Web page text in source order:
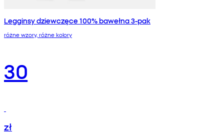
Legginsy dziewczęce 100% bawełna 3-pak
różne wzory, różne kolory
30
zł